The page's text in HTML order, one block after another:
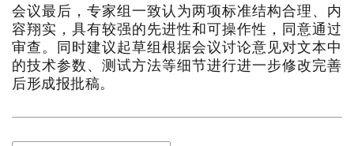
会议最后，专家组一致认为两项标准结构合理、内
容翔实，具有较强的先进性和可操作性，同意通过
审查。同时建议起草组根据会议讨论意见对文本中
的技术参数、测试方法等细节进行进一步修改完善
后形成报批稿。